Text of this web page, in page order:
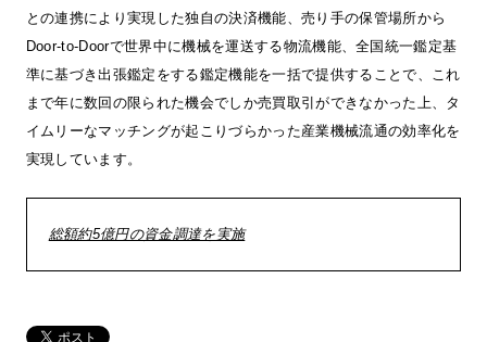
との連携により実現した独自の決済機能、売り手の保管場所から
Door-to-Doorで世界中に機械を運送する物流機能、全国統一鑑定基
準に基づき出張鑑定をする鑑定機能を一括で提供することで、これ
まで年に数回の限られた機会でしか売買取引ができなかった上、タ
イムリーなマッチングが起こりづらかった産業機械流通の効率化を
実現しています。
総額約5億円の資金調達を実施